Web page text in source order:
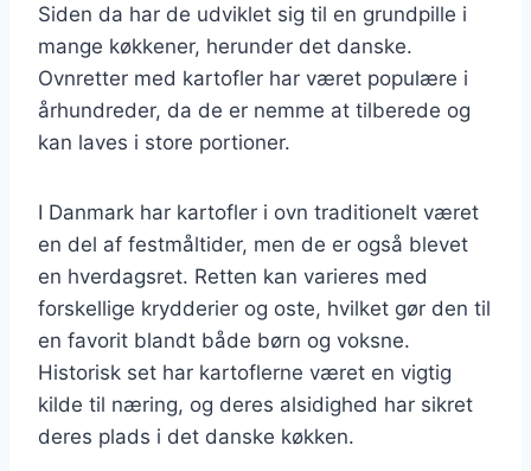
Siden da har de udviklet sig til en grundpille i
mange køkkener, herunder det danske.
Ovnretter med kartofler har været populære i
århundreder, da de er nemme at tilberede og
kan laves i store portioner.
I Danmark har kartofler i ovn traditionelt været
en del af festmåltider, men de er også blevet
en hverdagsret. Retten kan varieres med
forskellige krydderier og oste, hvilket gør den til
en favorit blandt både børn og voksne.
Historisk set har kartoflerne været en vigtig
kilde til næring, og deres alsidighed har sikret
deres plads i det danske køkken.